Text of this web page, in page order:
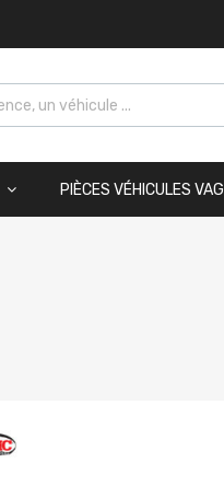
PIÈCES VÉHICULES VAG